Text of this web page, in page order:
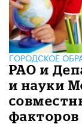
ГОРОДСКОЕ
РАО и
и науки
факторов